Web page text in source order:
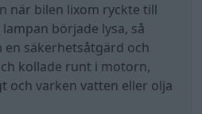
när bilen lixom ryckte till
började lysa, så
säkerhetsåtgärd och
kollade runt i motorn,
och varken vatten eller olja